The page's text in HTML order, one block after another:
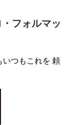
フォルマッ
いつもこれを 頼